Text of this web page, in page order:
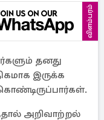
விளம்பரம்
தனது
இருக்க
அறிவாற்றல்